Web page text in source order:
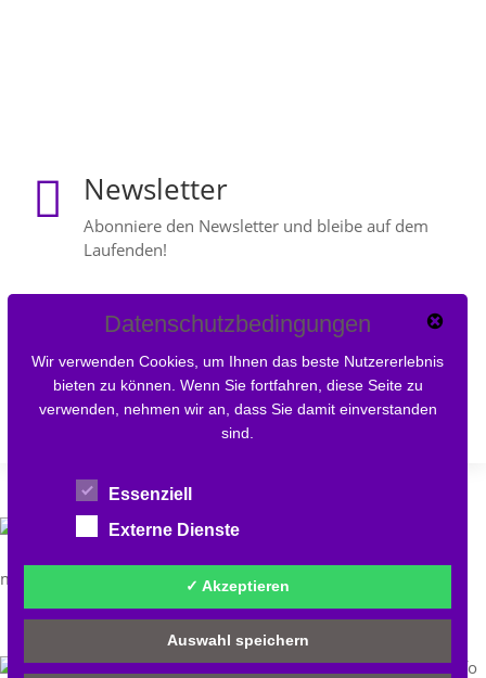
 Newsletter
Abonniere den Newsletter und bleibe auf dem
Laufenden!
Newsletter abonnieren
made by | bits & bytes with ❤
Alle Inhalte von openall.info
Datenschutzbedingungen
Wir verwenden Cookies, um Ihnen das beste Nutzererlebnis
bieten zu können. Wenn Sie fortfahren, diese Seite zu
verwenden, nehmen wir an, dass Sie damit einverstanden
sind.
Essenziell
Externe Dienste
✓ Akzeptieren
Auswahl speichern